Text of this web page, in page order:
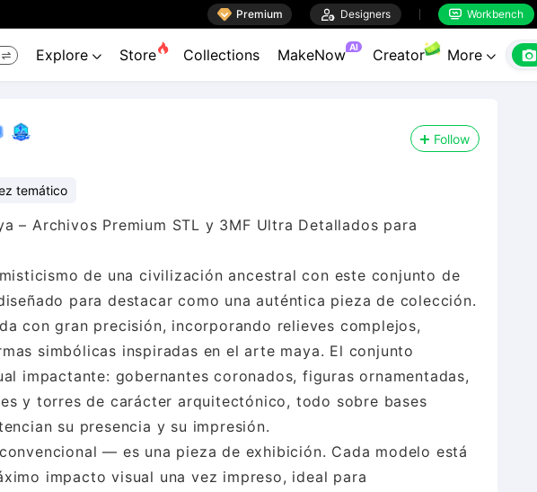
 Premium  Designers  Workbench
 Explore  Store Collections MakeNow AI Creator More  
Follow
temático
– Archivos Premium STL y 3MF Ultra Detallados para
de una civilización ancestral con este conjunto de
para destacar como una auténtica pieza de colección.
con gran precisión, incorporando relieves complejos,
simbólicas inspiradas en el arte maya. El conjunto
impactante: gobernantes coronados, figuras ornamentadas,
y torres de carácter arquitectónico, todo sobre bases
su presencia y su impresión.
— es una pieza de exhibición. Cada modelo está
impacto visual una vez impreso, ideal para